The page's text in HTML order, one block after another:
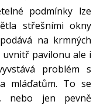
podmínky lze
střešními okny
na krmných
pavilonu ale i
problém s
mláďatům. To se
nebo jen pevně